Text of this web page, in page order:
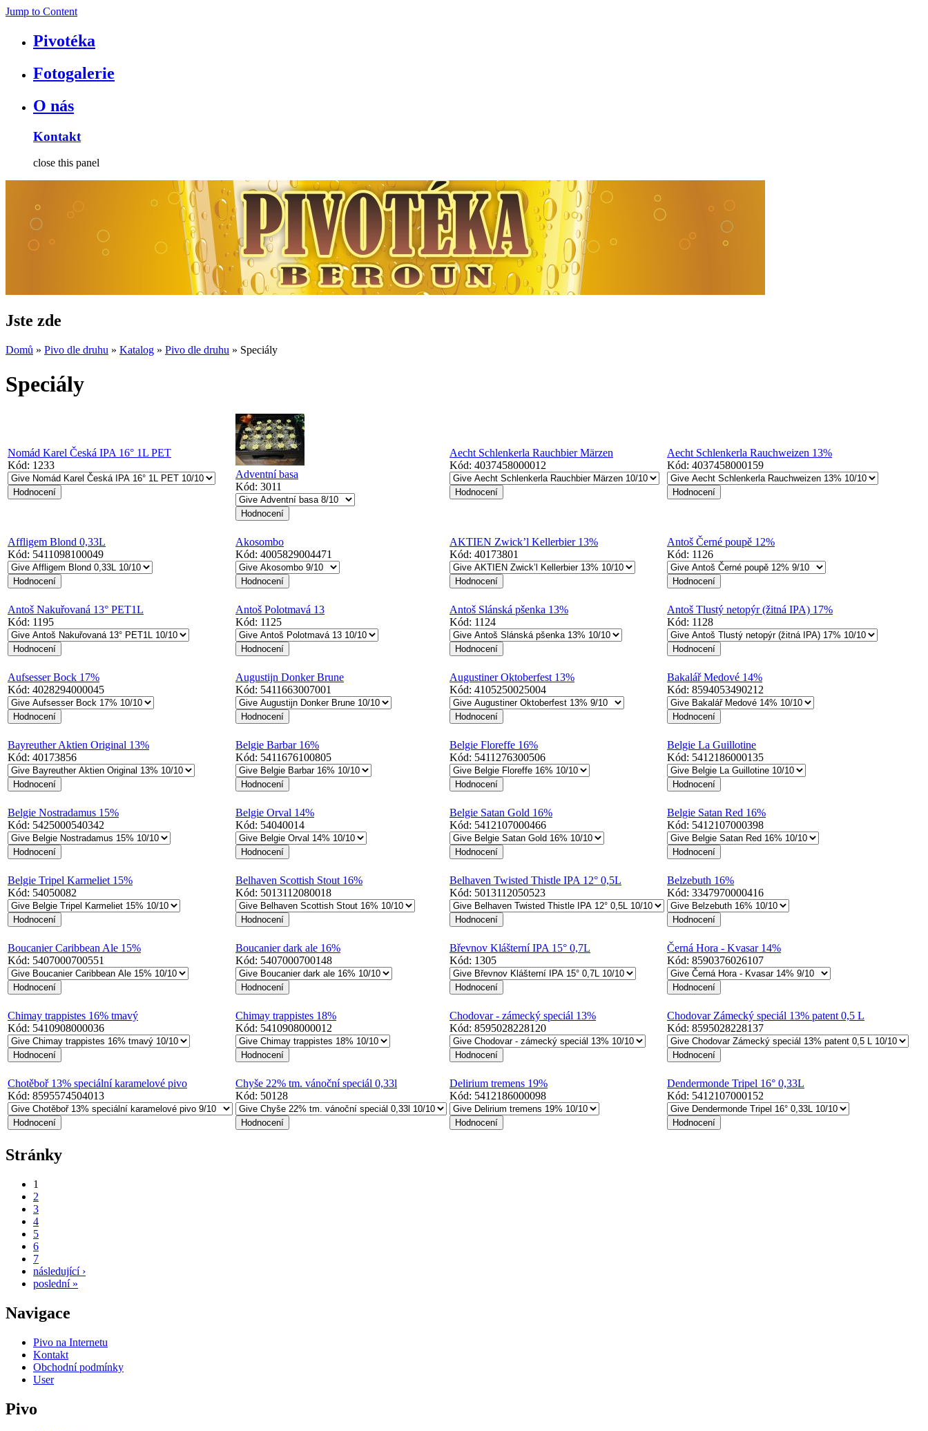
Jump to Content
Pivotéka
Fotogalerie
O nás
Kontakt
close this panel
Jste zde
Domů » Pivo dle druhu » Katalog » Pivo dle druhu » Speciály
Speciály
Nomád Karel Česká IPA 16° 1L PET
Kód: 1233
Adventní basa
Kód: 3011
Aecht Schlenkerla Rauchbier Märzen
Kód: 4037458000012
Aecht Schlenkerla Rauchweizen 13%
Kód: 4037458000159
Affligem Blond 0,33L
Kód: 5411098100049
Akosombo
Kód: 4005829004471
AKTIEN Zwick’l Kellerbier 13%
Kód: 40173801
Antoš Černé poupě 12%
Kód: 1126
Antoš Nakuřovaná 13° PET1L
Kód: 1195
Antoš Polotmavá 13
Kód: 1125
Antoš Slánská pšenka 13%
Kód: 1124
Antoš Tlustý netopýr (žitná IPA) 17%
Kód: 1128
Aufsesser Bock 17%
Kód: 4028294000045
Augustijn Donker Brune
Kód: 5411663007001
Augustiner Oktoberfest 13%
Kód: 4105250025004
Bakalář Medové 14%
Kód: 8594053490212
Bayreuther Aktien Original 13%
Kód: 40173856
Belgie Barbar 16%
Kód: 5411676100805
Belgie Floreffe 16%
Kód: 5411276300506
Belgie La Guillotine
Kód: 5412186000135
Belgie Nostradamus 15%
Kód: 5425000540342
Belgie Orval 14%
Kód: 54040014
Belgie Satan Gold 16%
Kód: 5412107000466
Belgie Satan Red 16%
Kód: 5412107000398
Belgie Tripel Karmeliet 15%
Kód: 54050082
Belhaven Scottish Stout 16%
Kód: 5013112080018
Belhaven Twisted Thistle IPA 12° 0,5L
Kód: 5013112050523
Belzebuth 16%
Kód: 3347970000416
Boucanier Caribbean Ale 15%
Kód: 5407000700551
Boucanier dark ale 16%
Kód: 5407000700148
Břevnov Klášterní IPA 15° 0,7L
Kód: 1305
Černá Hora - Kvasar 14%
Kód: 8590376026107
Chimay trappistes 16% tmavý
Kód: 5410908000036
Chimay trappistes 18%
Kód: 5410908000012
Chodovar - zámecký speciál 13%
Kód: 8595028228120
Chodovar Zámecký speciál 13% patent 0,5 L
Kód: 8595028228137
Chotěboř 13% speciální karamelové pivo
Kód: 8595574504013
Chyše 22% tm. vánoční speciál 0,33l
Kód: 50128
Delirium tremens 19%
Kód: 5412186000098
Dendermonde Tripel 16° 0,33L
Kód: 5412107000152
Stránky
1
2
3
4
5
6
7
následující ›
poslední »
Navigace
Pivo na Internetu
Kontakt
Obchodní podmínky
User
Pivo